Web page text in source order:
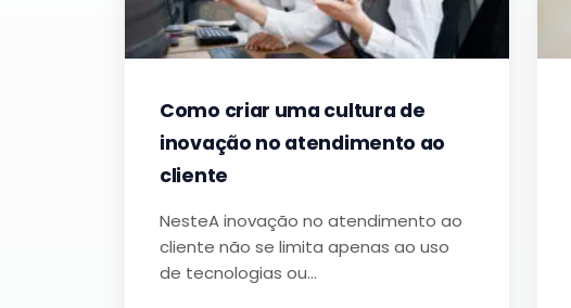
Como criar uma cultura de
inovação no atendimento ao
cliente
NesteA inovação no atendimento ao
cliente não se limita apenas ao uso
de tecnologias ou…